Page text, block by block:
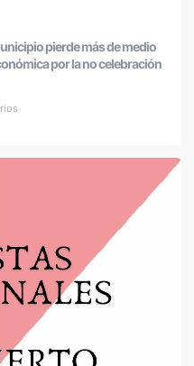
pierde más de medio
por la no celebración